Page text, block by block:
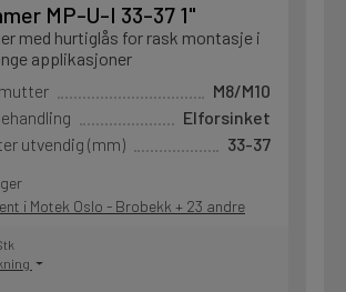
MP-U-I 33-37 1"
med hurtiglås for rask montasje i
applikasjoner
M8/M10
Elforsinket
utvendig (mm)
33-37
i Motek Oslo - Brobekk + 23 andre